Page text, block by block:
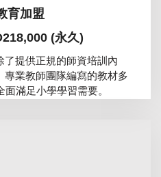
育加盟
(永久)
提供正規的師資培訓內
業教師團隊編寫的教材多
滿足小學學習需要。